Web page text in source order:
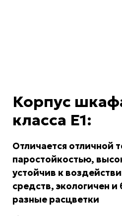
Корпус
класса Е1:
Отличается отличной
паростойкостью,
устойчив к
средств, экологичен и
разные расцветки